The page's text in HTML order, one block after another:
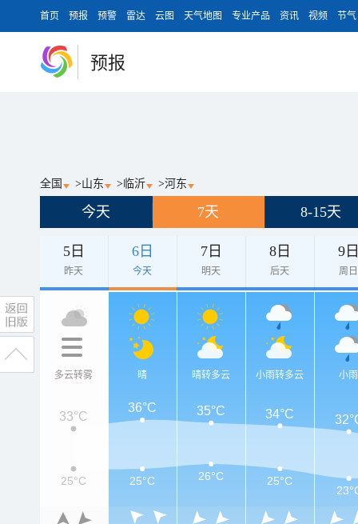
首页 预报 预警 雷达 云图 天气地图 专业产品 资讯 视频 节气
预报
全国 >山东 > 临沂 >河东
今天 7天 8-15天
5日
昨天
6日
今天
7日
明天
8日
后天
9
周日
多云转雾 晴 晴转多云 小雨转多云 小雨
33°C
36°C 35°C 34°C
25°C 25°C 26°C 25°C